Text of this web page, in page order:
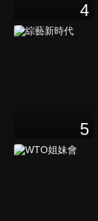
4
5